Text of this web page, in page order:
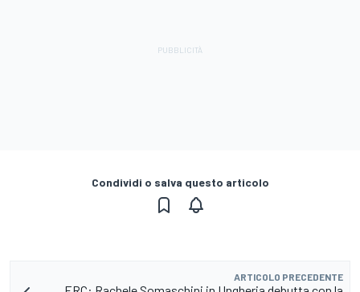
Condividi o salva questo articolo
ARTICOLO PRECEDENTE